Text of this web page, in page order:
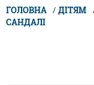
ГОЛОВНА ДІТЯМ
САНДАЛІ